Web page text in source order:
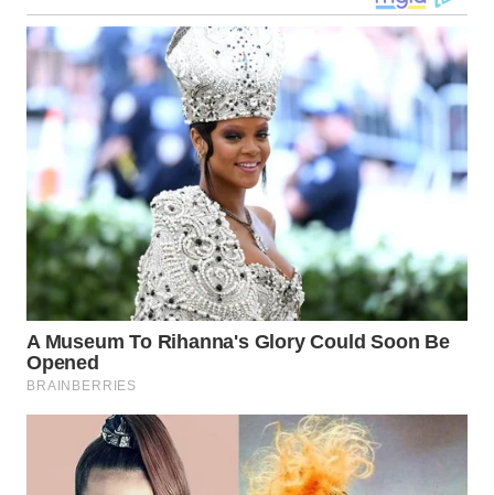
WN
DANAU
TOBA
WN
LANGKAT
WN
TAPANULI
SELATAN
TANJUNG
LESUNG